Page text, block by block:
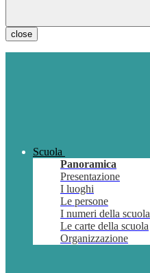
close
Scuola
Panoramica
Presentazione
I luoghi
Le persone
I numeri della scuola
Le carte della scuola
Organizzazione